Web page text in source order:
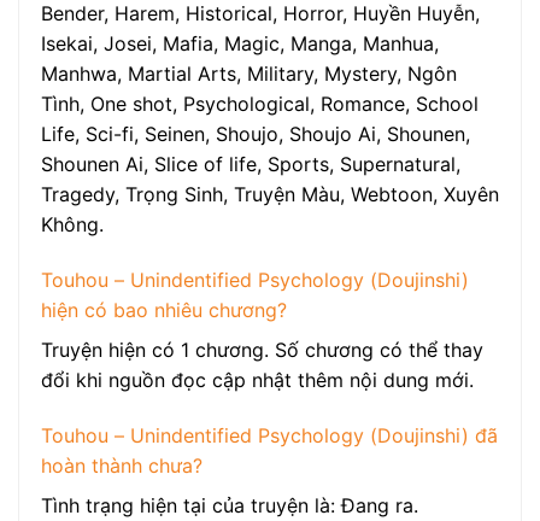
Bender, Harem, Historical, Horror, Huyền Huyễn,
Isekai, Josei, Mafia, Magic, Manga, Manhua,
Manhwa, Martial Arts, Military, Mystery, Ngôn
Tình, One shot, Psychological, Romance, School
Life, Sci-fi, Seinen, Shoujo, Shoujo Ai, Shounen,
Shounen Ai, Slice of life, Sports, Supernatural,
Tragedy, Trọng Sinh, Truyện Màu, Webtoon, Xuyên
Không.
Touhou – Unindentified Psychology (Doujinshi)
hiện có bao nhiêu chương?
Truyện hiện có 1 chương. Số chương có thể thay
đổi khi nguồn đọc cập nhật thêm nội dung mới.
Touhou – Unindentified Psychology (Doujinshi) đã
hoàn thành chưa?
Tình trạng hiện tại của truyện là: Đang ra.